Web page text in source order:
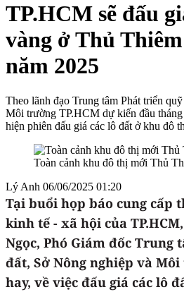
TP.HCM sẽ đấu
vàng ở Thủ
năm 2025
Theo lãnh đạo Trung tâm Phát triển
Môi trường TP.HCM dự kiến đầu
hiện phiên đấu giá các lô đất ở khu đô
Toàn cảnh khu đô thị mới Thủ
Lý Anh 06/06/2025 01:20
Tại buổi họp báo cung cấp
kinh tế - xã hội của
Ngọc, Phó Giám đốc Trung
đất, Sở Nông nghiệp và
hay, về việc đấu giá các lô